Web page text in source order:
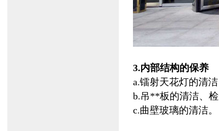
3.内部结构的保养
a.镭射天花灯的清
b.吊**板的清洁、
c.曲壁玻璃的清洁。